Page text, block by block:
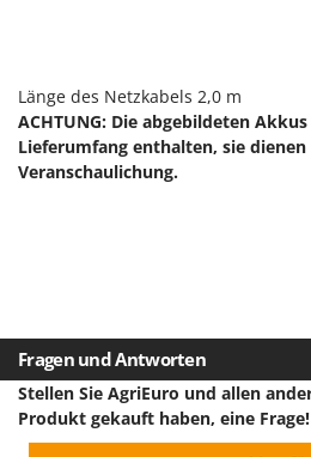
Holzbacköfen Außenbereich
Holzspalter
Hubwagen
Kehrmaschinen
Kettensägen
Kippbare Heckschaufeln für
D
Dal Degan
DCG
Diesse
Docma
Dominion
Dreame
Länge des Netzkabels 2,0 m
ACHTUNG: Die abgebildeten
Lieferumfang enthalten, sie
Veranschaulichung.
Fragen und Antworten
Stellen Sie AgriEuro und allen
Produkt gekauft haben, eine Frage!